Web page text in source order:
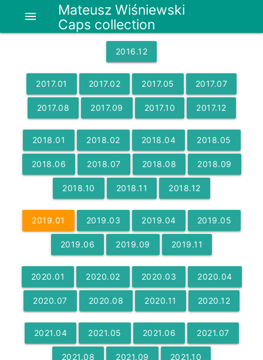
Mateusz Wiśniewski
Caps collection
menu
2016.12
2017.01 2017.02 2017.05 2017.07
2017.08 2017.09 2017.10 2017.12
2018.01 2018.02 2018.04 2018.05
2018.06 2018.07 2018.08 2018.09
2018.10 2018.11 2018.12
2019.01 2019.03 2019.04 2019.05
2019.06 2019.09 2019.11
2020.01 2020.02 2020.03 2020.04
2020.07 2020.08 2020.11 2020.12
2021.04 2021.05 2021.06 2021.07
2021.08 2021.09 2021.10